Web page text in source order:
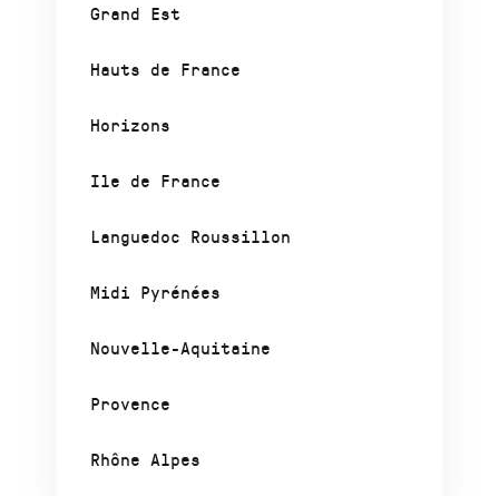
Grand Est
Hauts de France
Horizons
Ile de France
Languedoc Roussillon
Midi Pyrénées
Nouvelle-Aquitaine
Provence
Rhône Alpes